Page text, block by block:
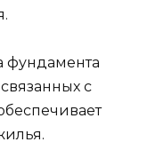
фундамента
с